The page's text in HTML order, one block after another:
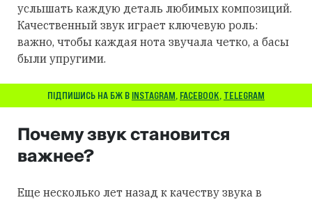
услышать каждую деталь любимых композиций.
Качественный звук играет ключевую роль:
важно, чтобы каждая нота звучала четко, а басы
были упругими.
ПІДПИШИСЬ НА БЖ В INSTAGRAM, FACEBOOK, TELEGRAM
Почему звук становится
важнее?
Еще несколько лет назад к качеству звука в